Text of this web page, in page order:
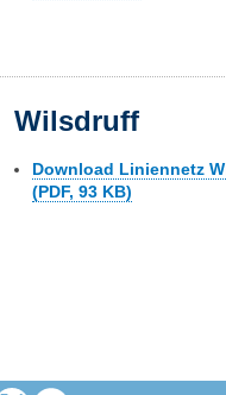
Wilsdruff
Download Liniennetz
(PDF, 93 KB)